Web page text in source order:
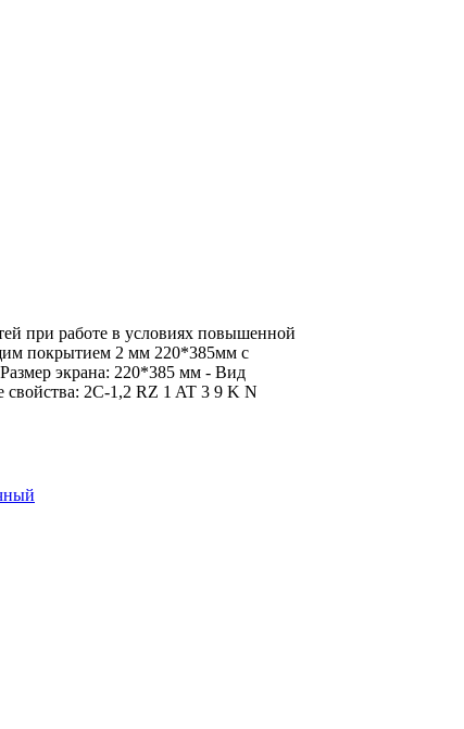
при работе в условиях повышенной
покрытием 2 мм 220*385мм с
экрана: 220*385 мм - Вид
свойства: 2С-1,2 RZ 1 AT 3 9 K N